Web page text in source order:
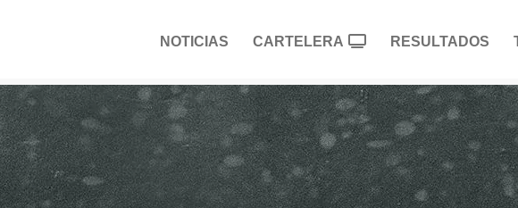
NOTICIAS CARTELERA RESULTADOS